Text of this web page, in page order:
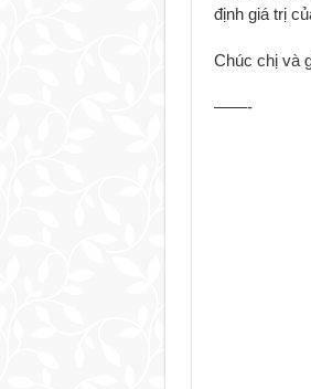
định giá trị
Chúc chị và
——-